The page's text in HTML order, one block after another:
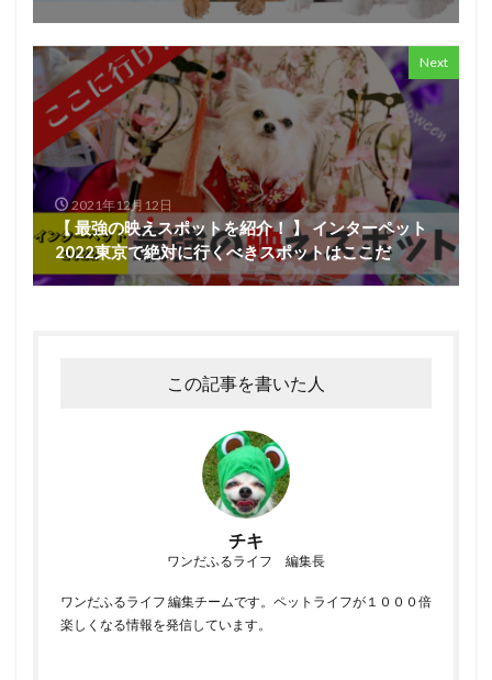
Next
2021年12月12日
【 最強の映えスポットを紹介！ 】 インターペット
2022東京で絶対に行くべきスポットはここだ
この記事を書いた人
チキ
ワンだふるライフ 編集長
ワンだふるライフ 編集チームです。ペットライフが１０００倍
楽しくなる情報を発信しています。